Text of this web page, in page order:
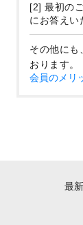
[2] 最初の
にお答えい
その他にも
おります。
会員のメリ
最